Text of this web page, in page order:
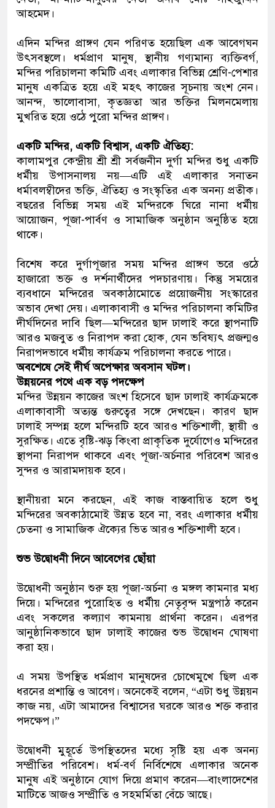
আহমেদ।
এদিন মন্দির প্রাঙ্গণ যেন পরিণত হয়েছিল এক আবেগঘন
উৎসবস্থলে। ধর্মপ্রাণ মানুষ, স্থানীয় গণ্যমান্য ব্যক্তিবর্গ,
মন্দির পরিচালনা কমিটি এবং এলাকার বিভিন্ন শ্রেণি-পেশার
মানুষ একত্রিত হয়ে এই মহৎ কাজের সূচনায় অংশ নেন।
আনন্দ, ভালোবাসা, কৃতজ্ঞতা আর ভক্তির মিলনমেলায়
মুখরিত হয়ে ওঠে পুরো মন্দির প্রাঙ্গণ।
একটি মন্দির, একটি বিশ্বাস, একটি ঐতিহ্য:
কালামপুর কেন্দ্রীয় শ্রী শ্রী সর্বজনীন দুর্গা মন্দির শুধু একটি
ধর্মীয় উপাসনালয় নয়—এটি এই এলাকার সনাতন
ধর্মাবলম্বীদের ভক্তি, ঐতিহ্য ও সংস্কৃতির এক অনন্য প্রতীক।
বছরের বিভিন্ন সময় এই মন্দিরকে ঘিরে নানা ধর্মীয়
আয়োজন, পূজা-পার্বণ ও সামাজিক অনুষ্ঠান অনুষ্ঠিত হয়ে
থাকে।
বিশেষ করে দুর্গাপূজার সময় মন্দির প্রাঙ্গণ ভরে ওঠে
হাজারো ভক্ত ও দর্শনার্থীদের পদচারণায়। কিন্তু সময়ের
ব্যবধানে মন্দিরের অবকাঠামোতে প্রয়োজনীয় সংস্কারের
অভাব দেখা দেয়। এলাকাবাসী ও মন্দির পরিচালনা কমিটির
দীর্ঘদিনের দাবি ছিল—মন্দিরের ছাদ ঢালাই করে স্থাপনাটি
আরও মজবুত ও নিরাপদ করা হোক, যেন ভবিষ্যৎ প্রজন্মও
নিরাপদভাবে ধর্মীয় কার্যক্রম পরিচালনা করতে পারে।
অবশেষে সেই দীর্ঘ অপেক্ষার অবসান ঘটল।
উন্নয়নের পথে এক বড় পদক্ষেপ
মন্দির উন্নয়ন কাজের অংশ হিসেবে ছাদ ঢালাই কার্যক্রমকে
এলাকাবাসী অত্যন্ত গুরুত্বের সঙ্গে দেখছেন। কারণ ছাদ
ঢালাই সম্পন্ন হলে মন্দিরটি হবে আরও শক্তিশালী, স্থায়ী ও
সুরক্ষিত। এতে বৃষ্টি-ঝড় কিংবা প্রাকৃতিক দুর্যোগেও মন্দিরের
স্থাপনা নিরাপদ থাকবে এবং পূজা-অর্চনার পরিবেশ আরও
সুন্দর ও আরামদায়ক হবে।
স্থানীয়রা মনে করছেন, এই কাজ বাস্তবায়িত হলে শুধু
মন্দিরের অবকাঠামোই উন্নত হবে না, বরং এলাকার ধর্মীয়
চেতনা ও সামাজিক ঐক্যের ভিত আরও শক্তিশালী হবে।
শুভ উদ্বোধনী দিনে আবেগের ছোঁয়া
উদ্বোধনী অনুষ্ঠান শুরু হয় পূজা-অর্চনা ও মঙ্গল কামনার মধ্য
দিয়ে। মন্দিরের পুরোহিত ও ধর্মীয় নেতৃবৃন্দ মন্ত্রপাঠ করেন
এবং সকলের কল্যাণ কামনায় প্রার্থনা করেন। এরপর
আনুষ্ঠানিকভাবে ছাদ ঢালাই কাজের শুভ উদ্বোধন ঘোষণা
করা হয়।
এ সময় উপস্থিত ধর্মপ্রাণ মানুষদের চোখেমুখে ছিল এক
ধরনের প্রশান্তি ও আবেগ। অনেকেই বলেন, “এটা শুধু উন্নয়ন
কাজ নয়, এটা আমাদের বিশ্বাসের ঘরকে আরও শক্ত করার
পদক্ষেপ।”
উদ্বোধনী মুহূর্তে উপস্থিতদের মধ্যে সৃষ্টি হয় এক অনন্য
সম্প্রীতির পরিবেশ। ধর্ম-বর্ণ নির্বিশেষে এলাকার অনেক
মানুষ এই অনুষ্ঠানে যোগ দিয়ে প্রমাণ করেন—বাংলাদেশের
মাটিতে আজও সম্প্রীতি ও সহমর্মিতা বেঁচে আছে।